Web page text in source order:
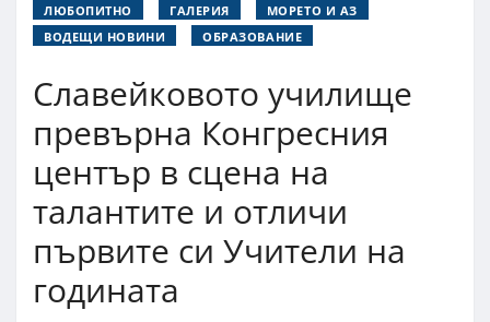
ЛЮБОПИТНО
ГАЛЕРИЯ
МОРЕТО И АЗ
ВОДЕЩИ НОВИНИ
ОБРАЗОВАНИЕ
Славейковото училище
превърна Конгресния
център в сцена на
талантите и отличи
първите си Учители на
годината